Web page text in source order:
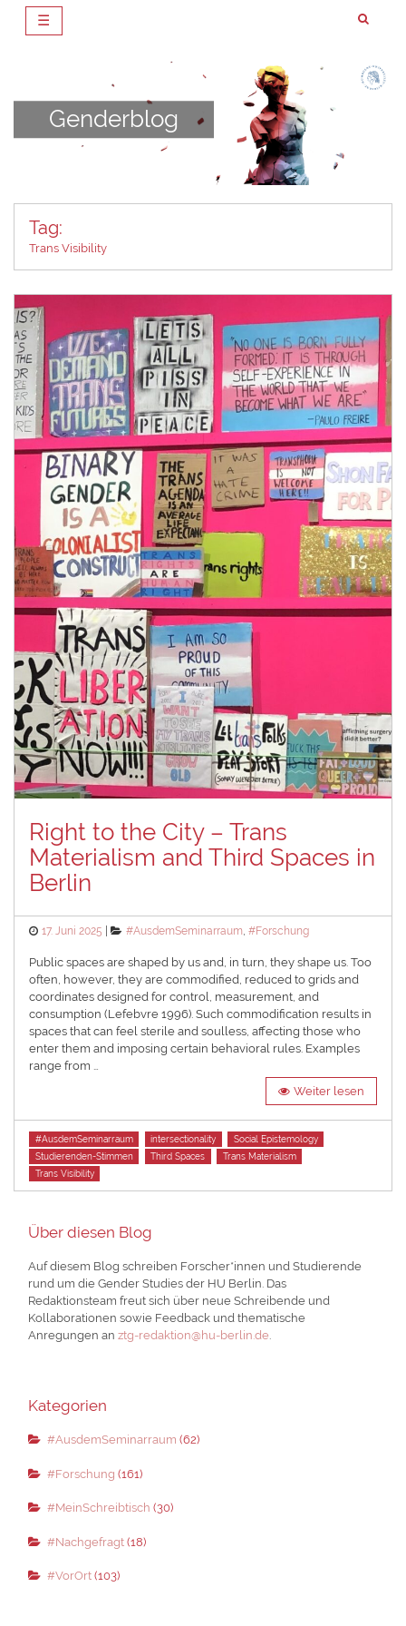
☰
Genderblog
Tag:
Trans Visibility
Right to the City – Trans
Materialism and Third Spaces in
Berlin
Posted
17. Juni 2025 Categories
#AusdemSeminarraum,#Forschung
Public spaces are shaped by us and, in turn, they shape us. Too
often, however, they are commodified, reduced to grids and
coordinates designed for control, measurement, and
consumption (Lefebvre 1996). Such commodification results in
spaces that can feel sterile and soulless, affecting those who
enter them and imposing certain behavioral rules. Examples
range from …
Weiter lesen
Tags
#AusdemSeminarraum intersectionality
Social Epistemology
Studierenden-Stimmen
Third Spaces
Trans Materialism
Trans Visibility
Über diesen Blog
Auf diesem Blog schreiben Forscher*innen und Studierende
rund um die Gender Studies der HU Berlin. Das
Redaktionsteam freut sich über neue Schreibende und
Kollaborationen sowie Feedback und thematische
Anregungen anztg-redaktion@hu-berlin.de.
Kategorien
#AusdemSeminarraum (62)
#Forschung (161)
#MeinSchreibtisch (30)
#Nachgefragt(18)
#VorOrt(103)